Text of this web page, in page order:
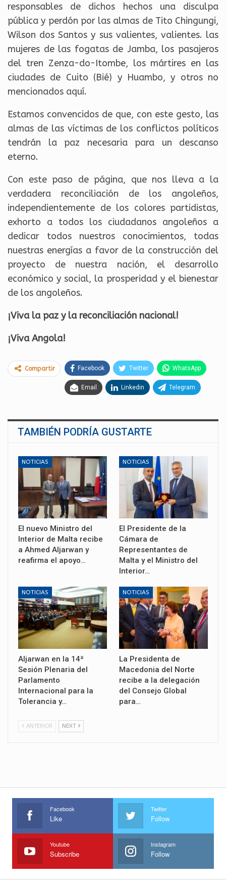
responsables de dichos hechos una disculpa
pública y perdón por las almas de Tito Chingungi,
Wilson dos Santos y sus valientes, valientes. las
mujeres de las fogatas de Jamba, los pasajeros
del tren Zenza-do-Itombe, los mártires en las
ciudades de Cuito (Bié) y Huambo, y otros no
mencionados aquí.
Estamos convencidos de que, con este gesto, las
almas de las víctimas de los conflictos políticos
tendrán la paz necesaria para un descanso
eterno.
Con este paso de página, que nos lleva a la
verdadera reconciliación de los angoleños,
independientemente de los colores partidistas,
exhorto a todos los ciudadanos angoleños a
dedicar todos nuestros conocimientos, todas
nuestras energías a favor de la construcción del
proyecto de nuestra nación, el desarrollo
económico y social, la prosperidad y el bienestar
de los angoleños.
¡Viva la paz y la reconciliación nacional!
¡Viva Angola!
Compartir Facebook Twitter WhatsApp
Email Linkedin Telegram
TAMBIÉN PODRÍA GUSTARTE
NOTICIAS
El nuevo Ministro del
Interior de Malta recibe
a Ahmed Aljarwan y
reafirma el apoyo…
NOTICIAS
El Presidente de la
Cámara de
Representantes de
Malta y el Ministro del
Interior…
NOTICIAS
Aljarwan en la 14ª
Sesión Plenaria del
Parlamento
Internacional para la
Tolerancia y…
NOTICIAS
La Presidenta de
Macedonia del Norte
recibe a la delegación
del Consejo Global
para…
ANTERIOR NEXT
Facebook
Like
Twitter
Follow
Youtube
Subscribe
Instagram
Follow